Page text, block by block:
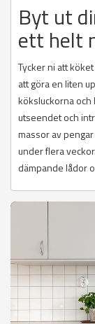
Byt ut
ett helt
Tycker ni att
att göra en liten
köksluckorna
utseendet och
massor av
under flera
dämpande lådor